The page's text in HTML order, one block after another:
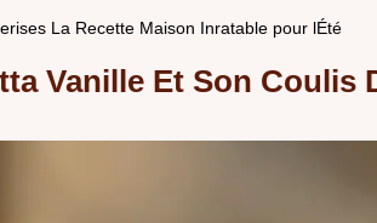
La Recette Maison Inratable pour lÉté
Vanille Et Son Coulis